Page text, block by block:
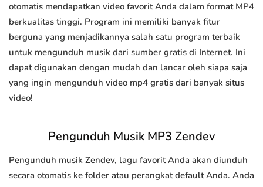
otomatis mendapatkan video favorit Anda dalam format MP4
berkualitas tinggi. Program ini memiliki banyak fitur
berguna yang menjadikannya salah satu program terbaik
untuk mengunduh musik dari sumber gratis di Internet. Ini
dapat digunakan dengan mudah dan lancar oleh siapa saja
yang ingin mengunduh video mp4 gratis dari banyak situs
video!
Pengunduh Musik MP3 Zendev
Pengunduh musik Zendev, lagu favorit Anda akan diunduh
secara otomatis ke folder atau perangkat default Anda. Anda